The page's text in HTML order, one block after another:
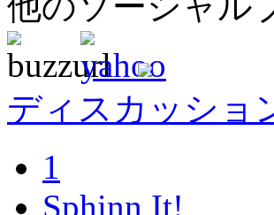
ディスカッショ
1
Sphinn It!